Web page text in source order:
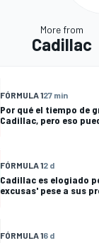
More from
Cadillac
FÓRMULA 127 min
Por qué el tiempo de
Cadillac, pero eso
FÓRMULA 12 d
Cadillac es elogiado
excusas' pese a sus
FÓRMULA 16 d